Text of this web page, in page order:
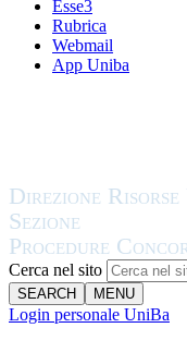
Esse3
Rubrica
Webmail
App Uniba
Cerca nel sito
SEARCH MENU
Login personale UniBa